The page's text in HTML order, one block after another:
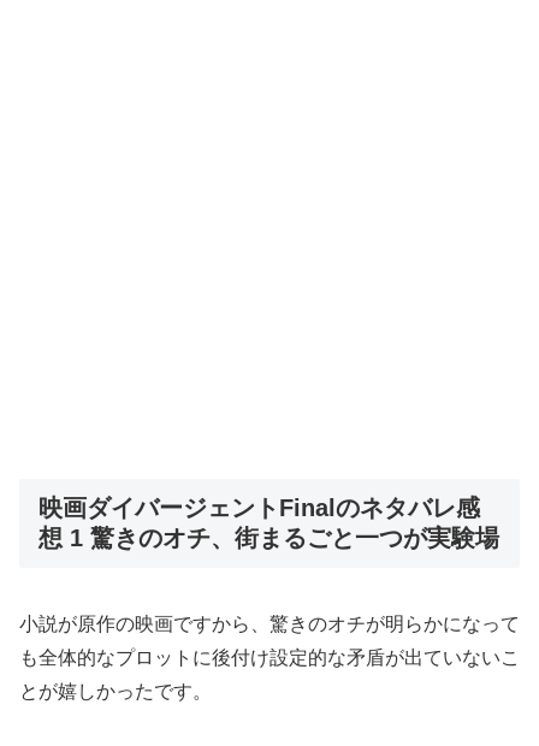
映画ダイバージェントFinalのネタバレ感
想 1 驚きのオチ、街まるごと一つが実験場
小説が原作の映画ですから、驚きのオチが明らかになって
も全体的なプロットに後付け設定的な矛盾が出ていないこ
とが嬉しかったです。